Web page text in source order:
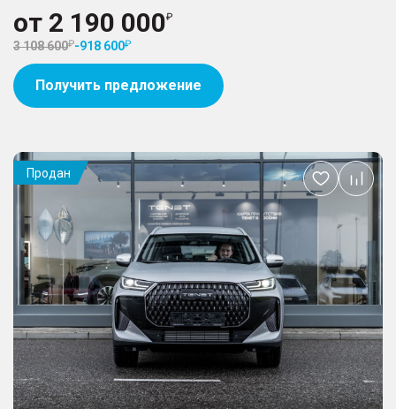
от 2 190 000
3 108 600 -918 600
Получить предложение
Продан
Добавить
в
избранное